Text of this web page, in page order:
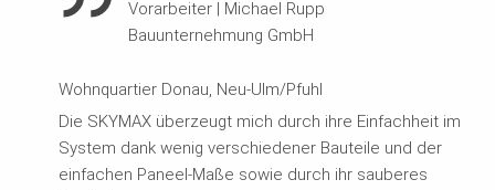
Vorarbeiter | Michael Rupp
Bauunternehmung GmbH
Wohnquartier Donau, Neu-Ulm/Pfuhl
Die SKYMAX überzeugt mich durch ihre Einfachheit im
System dank wenig verschiedener Bauteile und der
einfachen Paneel-Maße sowie durch ihr sauberes